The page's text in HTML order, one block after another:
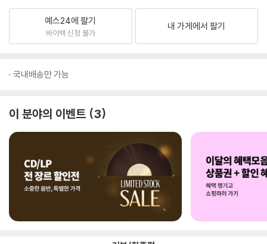
예스24에 팔기
바이백 신청 불가
내 가게에서 팔기
국내배송만 가능
이 분야의 이벤트 3